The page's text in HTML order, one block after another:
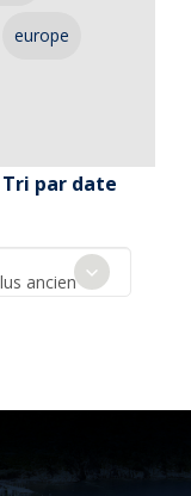
europe
Tri par date
ancien